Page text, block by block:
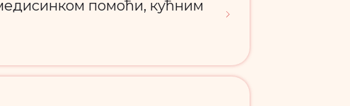
помоћи, кућним